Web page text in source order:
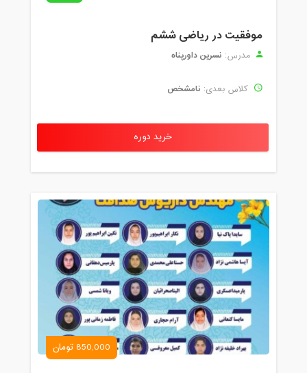
موفقیت در ریاضی ششم
مدرس: نسرین داورپناه
کلاس بعدی: نامشخص
خرید دوره
850,000 تومان